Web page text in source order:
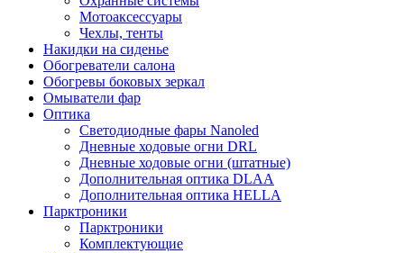
Мотоаксессуары
Чехлы, тенты
Накидки на сиденье
Обогреватели салона
Обогревы боковых зеркал
Омыватели фар
Оптика
Светодиодные фары Nanoled
Дневные ходовые огни DRL
Дневные ходовые огни (штатные)
Дополнительная оптика DLAA
Дополнительная оптика HELLA
Парктроники
Парктроники
Комплектующие